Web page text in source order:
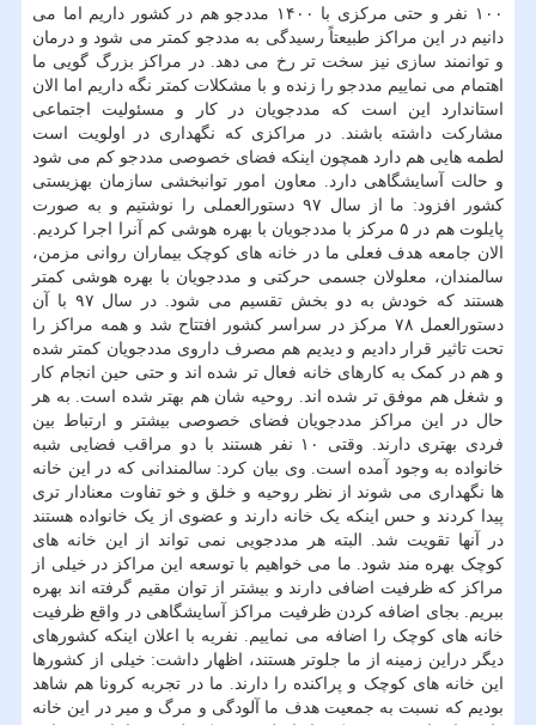
۱۰۰ نفر و حتی مرکزی با ۱۴۰۰ مددجو هم در کشور داریم اما می
دانیم در این مراکز طبیعتاً رسیدگی به مددجو کمتر می شود و درمان
و توانمند سازی نیز سخت تر رخ می دهد. در مراکز بزرگ گویی ما
اهتمام می نماییم مددجو را زنده و با مشکلات کمتر نگه داریم اما الان
استاندارد این است که مددجویان در کار و مسئولیت اجتماعی
مشارکت داشته باشند. در مراکزی که نگهداری در اولویت است
لطمه هایی هم دارد همچون اینکه فضای خصوصی مددجو کم می شود
و حالت آسایشگاهی دارد. معاون امور توانبخشی سازمان بهزیستی
کشور افزود: ما از سال ۹۷ دستورالعملی را نوشتیم و به صورت
پایلوت هم در ۵ مرکز با مددجویان با بهره هوشی کم آنرا اجرا کردیم.
الان جامعه هدف فعلی ما در خانه های کوچک بیماران روانی مزمن،
سالمندان، معلولان جسمی حرکتی و مددجویان با بهره هوشی کمتر
هستند که خودش به دو بخش تقسیم می شود. در سال ۹۷ با آن
دستورالعمل ۷۸ مرکز در سراسر کشور افتتاح شد و همه مراکز را
تحت تاثیر قرار دادیم و دیدیم هم مصرف داروی مددجویان کمتر شده
و هم در کمک به کارهای خانه فعال تر شده اند و حتی حین انجام کار
و شغل هم موفق تر شده اند. روحیه شان هم بهتر شده است. به هر
حال در این مراکز مددجویان فضای خصوصی بیشتر و ارتباط بین
فردی بهتری دارند. وقتی ۱۰ نفر هستند با دو مراقب فضایی شبه
خانواده به وجود آمده است. وی بیان کرد: سالمندانی که در این خانه
ها نگهداری می شوند از نظر روحیه و خلق و خو تفاوت معنادار تری
پیدا کردند و حس اینکه یک خانه دارند و عضوی از یک خانواده هستند
در آنها تقویت شد. البته هر مددجویی نمی تواند از این خانه های
کوچک بهره مند شود. ما می خواهیم با توسعه این مراکز در خیلی از
مراکز که ظرفیت اضافی دارند و بیشتر از توان مقیم گرفته اند بهره
ببریم. بجای اضافه کردن ظرفیت مراکز آسایشگاهی در واقع ظرفیت
خانه های کوچک را اضافه می نماییم. نفریه با اعلان اینکه کشورهای
دیگر دراین زمینه از ما جلوتر هستند، اظهار داشت: خیلی از کشورها
این خانه های کوچک و پراکنده را دارند. ما در تجربه کرونا هم شاهد
بودیم که نسبت به جمعیت هدف ما آلودگی و مرگ و میر در این خانه